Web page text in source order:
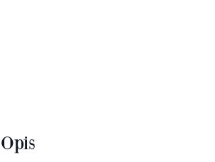
Opis